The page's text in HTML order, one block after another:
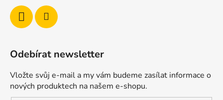
Odebírat newsletter
Vložte svůj e-mail a my vám budeme zasílat informace o
nových produktech na našem e-shopu.